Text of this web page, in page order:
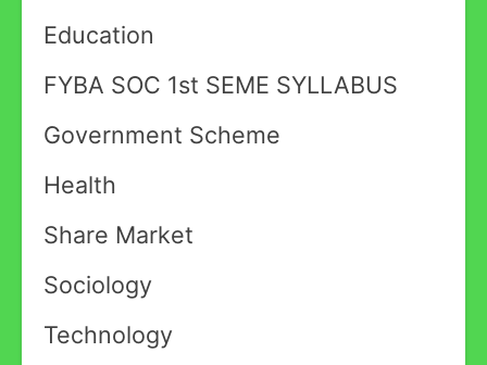
Education
FYBA SOC 1st SEME SYLLABUS
Government Scheme
Health
Share Market
Sociology
Technology